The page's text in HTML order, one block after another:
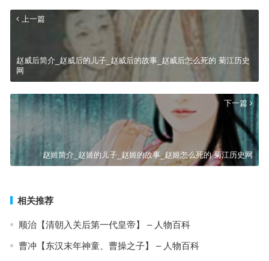
上一篇
赵威后简介_赵威后的儿子_赵威后的故事_赵威后怎么死的 菊江历史
网
下一篇
赵姬简介_赵姬的儿子_赵姬的故事_赵姬怎么死的 菊江历史网
相关推荐
顺治【清朝入关后第一代皇帝】 – 人物百科
曹冲【东汉末年神童、曹操之子】 – 人物百科